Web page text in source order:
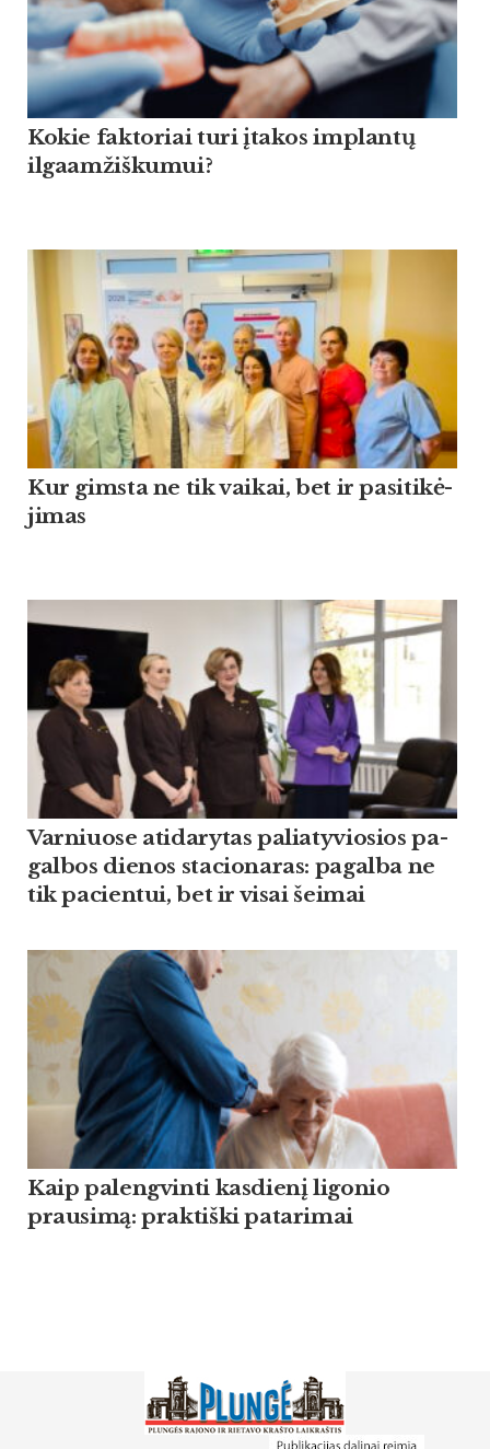
Kokie faktoriai turi įtakos implantų
ilgaamžiškumui?
Kur gims­ta ne tik vai­kai, bet ir pa­si­ti­kė­
ji­mas
Var­niuo­se ati­da­ry­tas pa­lia­ty­vio­sios pa­
gal­bos die­nos sta­cio­na­ras: pa­gal­ba ne
tik pa­cien­tui, bet ir vi­sai šei­mai
Kaip palengvinti kasdienį ligonio
prausimą: praktiški patarimai